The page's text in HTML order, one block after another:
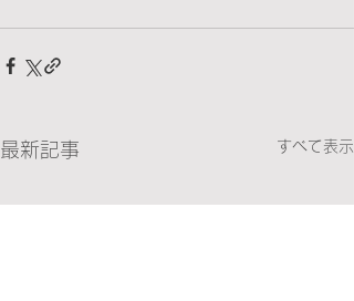
最新記事 すべて表示